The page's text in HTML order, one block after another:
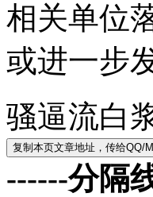
相关单位
或进一步
骚逼流白
------分隔